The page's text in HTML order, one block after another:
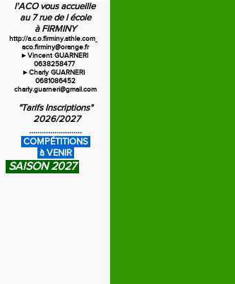
l'ACO vous accueille
au 7 rue de l école
à FIRMINY
http://a.c.o.firminy.athle.com
aco.firminy@orange.fr
►Vincent GUARNERI
0638258477
►Charly GUARNERI
0681086452
charly.guarneri@gmail.com
"Tarifs Inscriptions"
2026/2027
.........................
COMPÉTITIONS
à VENIR
SAISON 2027